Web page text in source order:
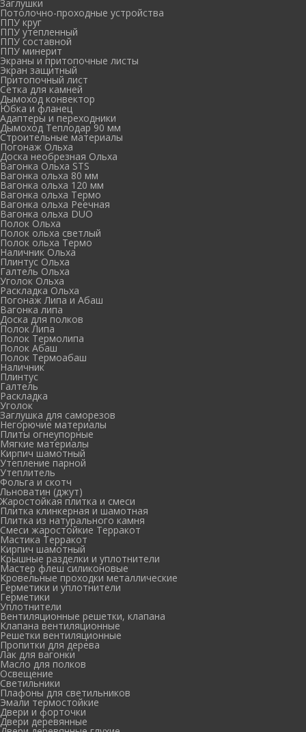
Заглушки
Потолочно-проходные устройства
ППУ круг
ППУ утепленный
ППУ составной
ППУ минерит
Экраны и притопочные листы
Экран защитный
Притопочный лист
Сетка для камней
Дымоход конвектор
Юбка и фланец
Адаптеры и переходники
Дымоход Теплодар 90 мм
Cтроительные материалы
Погонаж Ольха
Доска необрезная Ольха
Вагонка Ольха STS
Вагонка ольха 80 мм
Вагонка ольха 120 мм
Вагонка ольха Термо
Вагонка ольха Реечная
Вагонка ольха DUO
Полок Ольха
Полок ольха светлый
Полок ольха Термо
Наличник Ольха
Плинтус Ольха
Галтель Ольха
Уголок Ольха
Раскладка Ольха
Погонаж Липа и Абаш
Вагонка липа
Доска для полков
Полок Липа
Полок Термолипа
Полок Абаш
Полок Термоабаш
Наличник
Плинтус
Галтель
Раскладка
Уголок
Заглушка для саморезов
Негорючие материалы
Плиты огнеупорные
Мягкие материалы
Кирпич шамотный
Утепление парной
Утеплитель
Фольга и скотч
Льноватин (джут)
Жаростойкая плитка и смеси
Плитка клинкерная и шамотная
Плитка из натурального камня
Смеси жаростойкие Терракот
Мастика Терракот
Кирпич шамотный
Крышные разделки и уплотнители
Мастер флеш силиконовые
Кровельные проходки металлические
Герметики и уплотнители
Герметики
Уплотнители
Вентиляционные решетки, клапана
Клапана вентиляционные
Решетки вентиляционные
Пропитки для дерева
Лак для вагонки
Масло для полков
Освещение
Светильники
Плафоны для светильников
Эмали термостойкие
Двери и форточки
Двери деревянные